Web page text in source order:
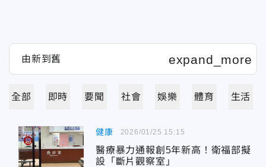
全部 即時 要聞 社會 娛樂 體育 生活
健康
醫療暴力通報創5年新高！衛福部擬
設「斷片觀察室」
2026/01/25 15:15